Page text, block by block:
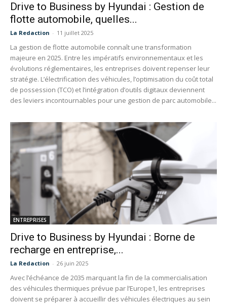
Drive to Business by Hyundai : Gestion de
flotte automobile, quelles...
La Redaction - 11 juillet 2025
La gestion de flotte automobile connaît une transformation
majeure en 2025. Entre les impératifs environnementaux et les
évolutions réglementaires, les entreprises doivent repenser leur
stratégie. L’électrification des véhicules, l’optimisation du coût total
de possession (TCO) et l’intégration d’outils digitaux deviennent
des leviers incontournables pour une gestion de parc automobile...
ENTREPRISES
Drive to Business by Hyundai : Borne de
recharge en entreprise,...
La Redaction - 26 juin 2025
Avec l’échéance de 2035 marquant la fin de la commercialisation
des véhicules thermiques prévue par l’Europe1, les entreprises
doivent se préparer à accueillir des véhicules électriques au sein